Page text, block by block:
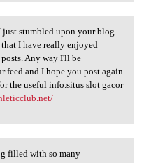
I just
just stumbled upon your blog
I have really enjoyed
Any way I'll be
feed and I hope you post again
the useful info.situs slot gacor
filled with so many